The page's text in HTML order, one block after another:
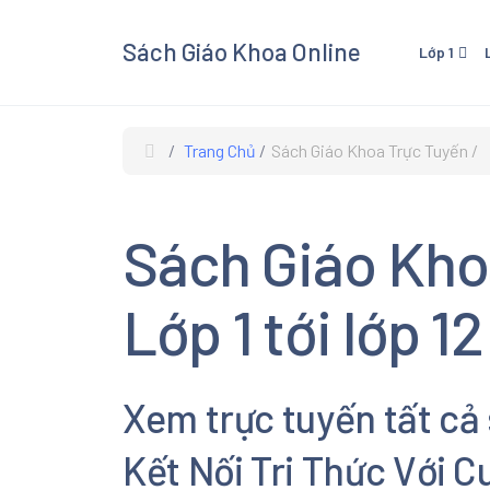
Sách Giáo Khoa Online Lớp 1
Lớp 1 - Kết Nối Tri ThứcLớp 3
Lớp 3
Giáo
giáo
Âm
Trang Chủ Sách Giáo Khoa Trực Tuyến
Sách Giáo
Lớp 1 tới lớp 12
Xem trực tuyến tất cả
Kết Nối Tri Thức Với